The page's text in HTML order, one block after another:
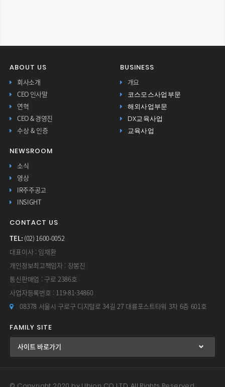
ABOUT US
회사소개
CEO 인사말
연혁
CEO & 경영진
수상 & 인증
BUSINESS
개요
코스모스사업부문
해외사업부문
DX교육사업
교육사업
NEWSROOM
소식
영상
IR주주공고
INSIGHT
CONTACT US
TEL: (02) 1600-0052
대표이사 : 임재환
개인정보최고책임자 : 장봉진
통신판매업 : 구로 2386호
사업자등록번호 : 119-81-34860
08378 서울시 구로구 디지털로 34길 27 대륭포스트타워 3차 6층 601호
FAMILY SITE